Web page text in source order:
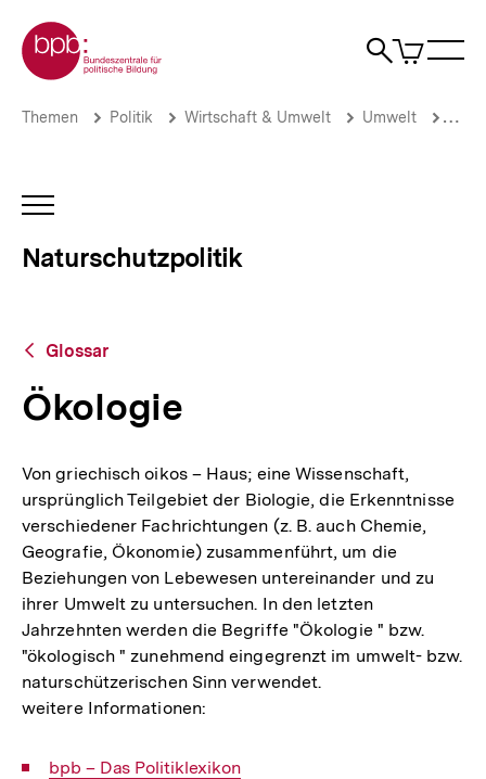
zum
Seiteninhalt
springen
Zur Startseite der bpb
Suche
Artikel
im
Ökologie
bpb.de
Brotkrümelnavigation
Pfadnavigation
Themen Politik Wirtschaft & Umwelt Umwelt
INHALTSNAVIGATION
Naturschutzpolitik
Zurück
Übersicht
Glossar
Ökologie
Von griechisch oikos – Haus; eine Wissenschaft,
ursprünglich Teilgebiet der Biologie, die Erkenntnisse
verschiedener Fachrichtungen (z. B. auch Chemie,
Geografie, Ökonomie) zusammenführt, um die
Beziehungen von Lebewesen untereinander und zu
ihrer Umwelt zu untersuchen. In den letzten
Jahrzehnten werden die Begriffe "Ökologie " bzw.
"ökologisch " zunehmend eingegrenzt im umwelt- bzw.
naturschützerischen Sinn verwendet.
weitere Informationen:
Interner
bpb – Das Politiklexikon